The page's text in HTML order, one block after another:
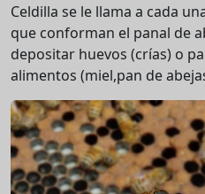
Celdilla se le llama a cada
que conforman el panal de
depositar huevos (crías) o
alimentos (miel,pan de